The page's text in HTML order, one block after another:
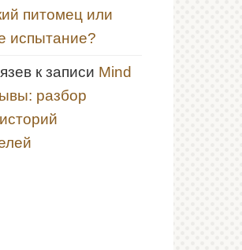
питомец или
испытание?
к записи Mind
разбор